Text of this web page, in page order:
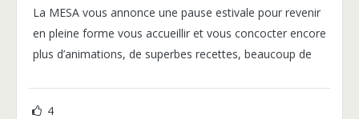
La MESA vous annonce une pause estivale pour revenir
en pleine forme vous accueillir et vous concocter encore
plus d’animations, de superbes recettes, beaucoup de
4